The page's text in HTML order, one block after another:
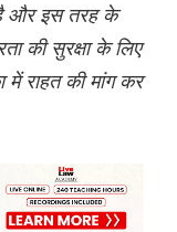
है और इस तरह के
की सुरक्षा के लिए
राहत की मांग कर